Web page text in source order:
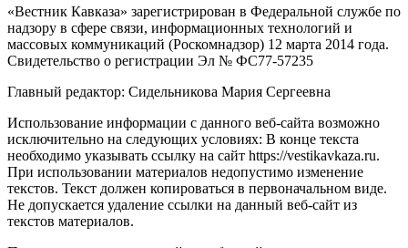
«Вестник Кавказа» зарегистрирован в Федеральной службе по
надзору в сфере связи, информационных технологий и
массовых коммуникаций (Роскомнадзор) 12 марта 2014 года.
Свидетельство о регистрации Эл № ФС77-57235
Главный редактор: Сидельникова Мария Сергеевна
Использование информации с данного веб-сайта возможно
исключительно на следующих условиях: В конце текста
необходимо указывать ссылку на сайт https://vestikavkaza.ru.
При использовании материалов недопустимо изменение
текстов. Текст должен копироваться в первоначальном виде.
Не допускается удаление ссылки на данный веб-сайт из
текстов материалов.